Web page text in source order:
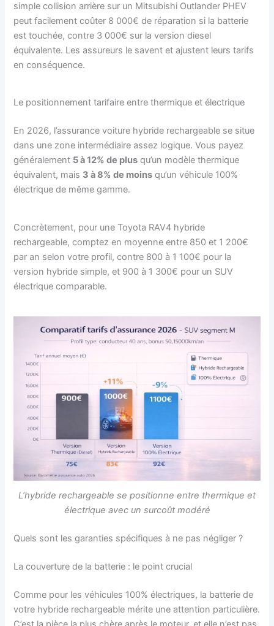
simple collision arrière sur un Mitsubishi Outlander PHEV
peut facilement coûter 8 000€ de réparation si la batterie
est touchée, contre 3 000€ sur la version diesel
équivalente. Les assureurs le savent et ajustent leurs tarifs
en conséquence.
Le positionnement tarifaire entre thermique et électrique
En 2026, l’assurance voiture hybride rechargeable se situe
dans une zone intermédiaire assez logique. Vous payez
généralement 5 à 12% de plus qu’un modèle thermique
équivalent, mais 3 à 8% de moins qu’un véhicule 100%
électrique de même gamme.
Concrètement, pour une Toyota RAV4 hybride
rechargeable, comptez en moyenne entre 850 et 1 200€
par an selon votre profil, contre 800 à 1 100€ pour la
version hybride simple, et 900 à 1 300€ pour un SUV
électrique comparable.
L’hybride rechargeable se positionne entre thermique et
électrique avec un surcoût modéré
Quels sont les garanties spécifiques à ne pas négliger ?
La couverture de la batterie : le point crucial
Comme pour les véhicules 100% électriques, la batterie de
votre hybride rechargeable mérite une attention particulière.